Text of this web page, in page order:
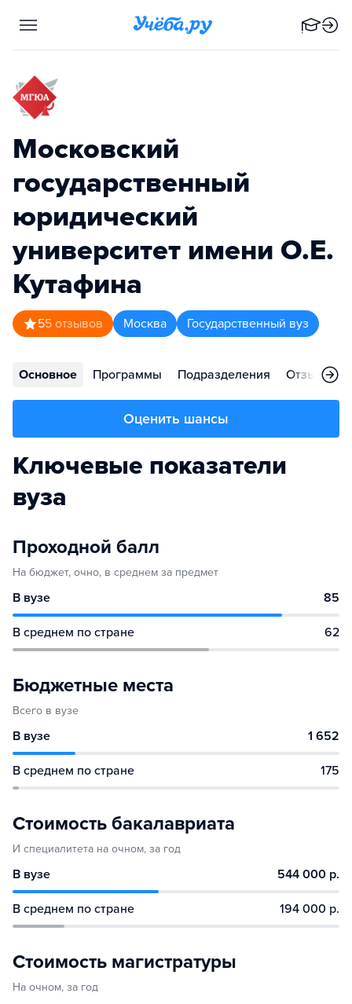
Московский
государственный
юридический
университет имени О.Е.
Кутафина
55 отзывов Москва Государственный вуз
Основное Программы Подразделения Отзывы
Оценить шансы
Ключевые показатели
вуза
Проходной балл
На бюджет, очно, в среднем за предмет
В вузе 85
В среднем по стране 62
Бюджетные места
Всего в вузе
В вузе 1 652
В среднем по стране 175
Стоимость бакалавриата
И специалитета на очном, за год
В вузе 544 000 р.
В среднем по стране 194 000 р.
Стоимость магистратуры
На очном, за год